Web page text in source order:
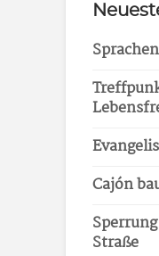
Cajón
Straße